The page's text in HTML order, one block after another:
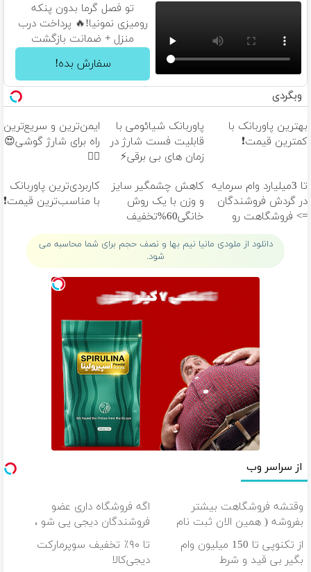
تو فصل گرما بدون پنکه
رومیزی نمونیا!🔥 پرداخت درب
منزل + ضمانت بازگشت
سفارش بده!
وبگردی
بهترین پاوربانک با
کمترین قیمت❗
پاوربانک شیائومی با
قابلیت فست شارژ در
زمان های بی برقی⚡
ایمن‌ترین و سریع‌ترین
راه برای شارژ گوشی😍
👌🏻
تا 3میلیارد وام سرمایه
در گردش فروشندگان
=> فروشگاهت رو
کاهش چشمگیر سایز
و وزن با یک روش
خانگی60%تخفیف
کاربردی‌ترین پاوربانک
با مناسب‌ترین قیمت❗
دانلود از ملودی مانیا نیم بها و نصف حجم برای شما محاسبه می
شود.
از سراسر وب
وقتشه فروشگاهت بیشتر
بفروشه ( همین الان ثبت نام
کن )
اگه فروشگاه داری عضو
فروشندگان دیجی پی شو ،
فروش رو بالا ببر
از تکنوپی تا 150 میلیون وام
بگیر بی قید و شرط
تا ۹۰٪ تخفیف سوپرمارکت
دیجی‌کالا